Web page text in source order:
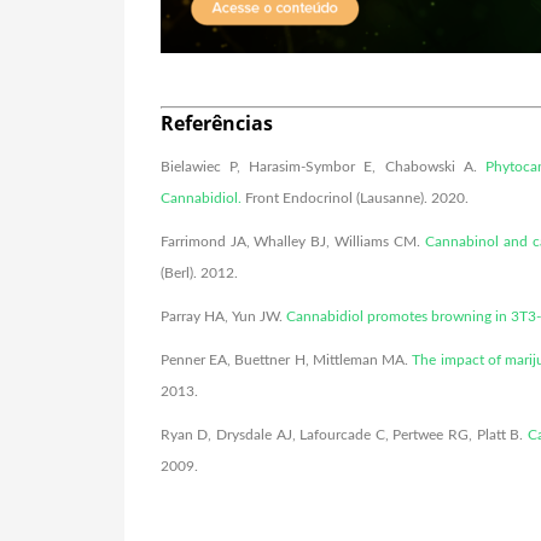
Referências
Bielawiec P, Harasim-Symbor E, Chabowski A.
Cannabidiol. Front Endocrinol (Lausanne). 2020.
Farrimond JA, Whalley BJ, Williams CM. Cannabinol and
(Berl). 2012.
Parray HA, Yun JW. Cannabidiol promotes browning in
Penner EA, Buettner H, Mittleman MA.The impact of
2013.
Ryan D, Drysdale AJ, Lafourcade C, Pertwee RG, Platt B.
2009.